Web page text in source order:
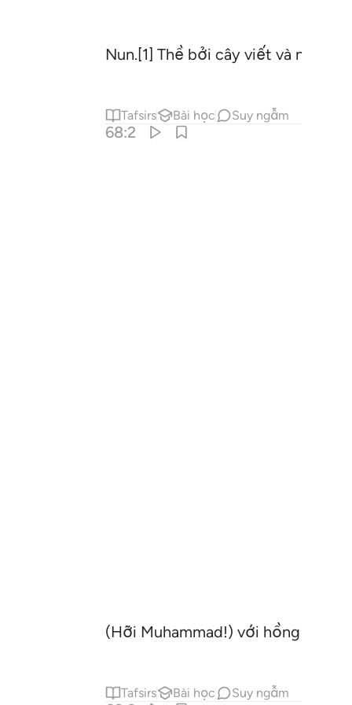
Nun.[1] Thề bởi cây viết và những
Tafsirs Bài học Suy ngẫm
68:2
(Hỡi Muhammad!) với hồng ân
Tafsirs Bài học Suy ngẫm